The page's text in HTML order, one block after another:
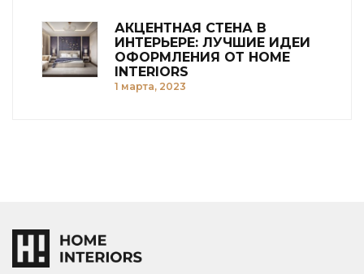
АКЦЕНТНАЯ СТЕНА В
ИНТЕРЬЕРЕ: ЛУЧШИЕ ИДЕИ
ОФОРМЛЕНИЯ ОТ HOME
INTERIORS
1 марта, 2023